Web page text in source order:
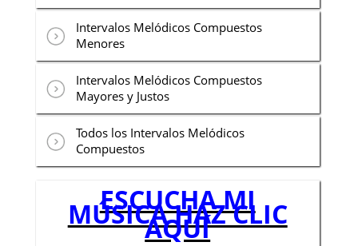
Intervalos Melódicos Compuestos
Menores
Intervalos Melódicos Compuestos
Mayores y Justos
Todos los Intervalos Melódicos
Compuestos
ESCUCHA MI
MÚSICA HAZ CLIC
AQUÍ